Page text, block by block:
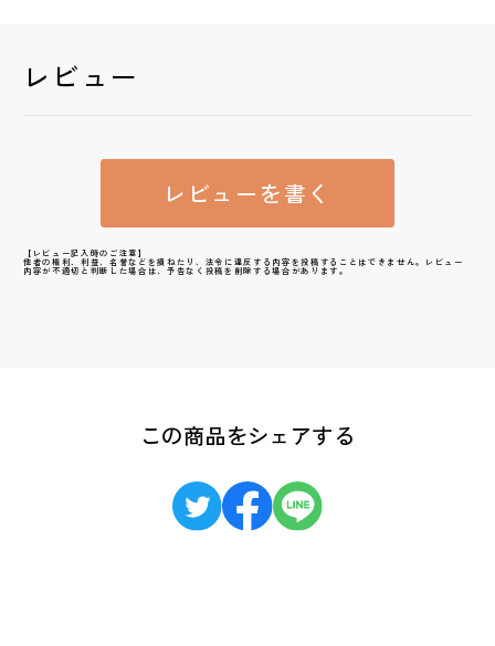
レビュー
レビューを書く
【レビュー記入時のご注意】
他者の権利、利益、名誉などを損ねたり、法令に違反する内容を投稿することはできません。レビュー
内容が不適切と判断した場合は、予告なく投稿を削除する場合があります。
この商品をシェアする